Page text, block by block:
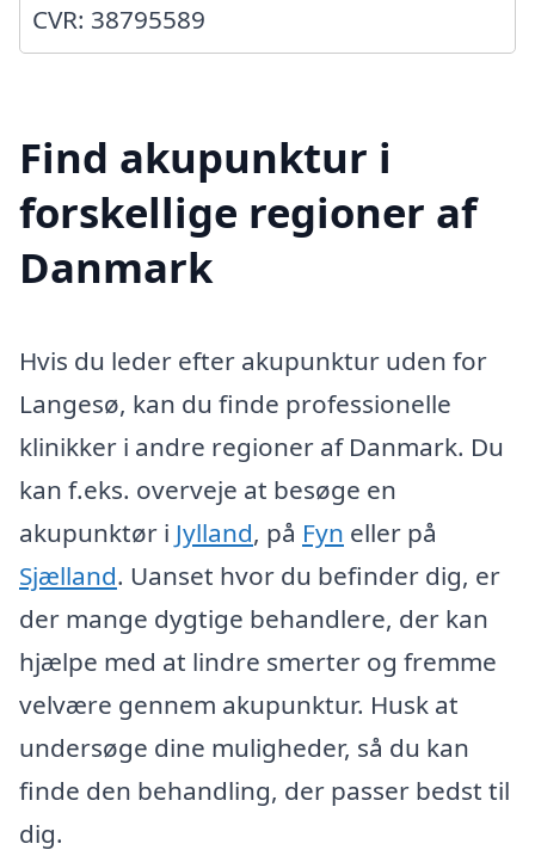
CVR: 38795589
Find akupunktur i
forskellige regioner af
Danmark
Hvis du leder efter akupunktur uden for
Langesø, kan du finde professionelle
klinikker i andre regioner af Danmark. Du
kan f.eks. overveje at besøge en
akupunktør i Jylland, på Fyn eller på
Sjælland. Uanset hvor du befinder dig, er
der mange dygtige behandlere, der kan
hjælpe med at lindre smerter og fremme
velvære gennem akupunktur. Husk at
undersøge dine muligheder, så du kan
finde den behandling, der passer bedst til
dig.